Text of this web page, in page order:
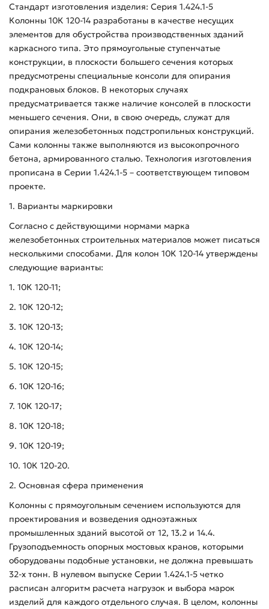
Стандарт изготовления изделия: Серия 1.424.1-5
Колонны 10К 120-14 разработаны в качестве несущих
элементов для обустройства производственных зданий
каркасного типа. Это прямоугольные ступенчатые
конструкции, в плоскости большего сечения которых
предусмотрены специальные консоли для опирания
подкрановых блоков. В некоторых случаях
предусматривается также наличие консолей в плоскости
меньшего сечения. Они, в свою очередь, служат для
опирания железобетонных подстропильных конструкций.
Сами колонны также выполняются из высокопрочного
бетона, армированного сталью. Технология изготовления
прописана в Серии 1.424.1-5 – соответствующем типовом
проекте.
1. Варианты маркировки
Согласно с действующими нормами марка
железобетонных строительных материалов может писаться
несколькими способами. Для колон 10К 120-14 утверждены
следующие варианты:
1. 10К 120-11;
2. 10К 120-12;
3. 10К 120-13;
4. 10К 120-14;
5. 10К 120-15;
6. 10К 120-16;
7. 10К 120-17;
8. 10К 120-18;
9. 10К 120-19;
10. 10К 120-20.
2. Основная сфера применения
Колонны с прямоугольным сечением используются для
проектирования и возведения одноэтажных
промышленных зданий высотой от 12, 13.2 и 14.4.
Грузоподъемность опорных мостовых кранов, которыми
оборудованы подобные установки, не должна превышать
32-х тонн. В нулевом выпуске Серии 1.424.1-5 четко
расписан алгоритм расчета нагрузок и выбора марок
изделий для каждого отдельного случая. В целом, колонны